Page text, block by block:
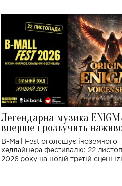
Легендарна музика
вперше прозвучить
Україні: де відбудеться
B-Mall Fest оголошує іноземного
хедлайнера фестивалю: 22
2026 року на новій третій сцені